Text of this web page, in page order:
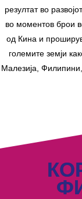
резултат во
во моментов брои
од Кина и
големите земји
Малезија,